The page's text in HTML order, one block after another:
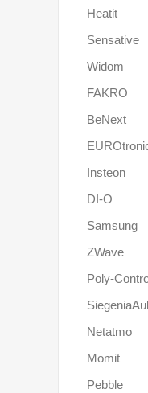
Heatit
Sensative
Widom
FAKRO
BeNext
Insteon
DI-O
Samsung
ZWave
Poly-
Netatmo
Momit
Pebble